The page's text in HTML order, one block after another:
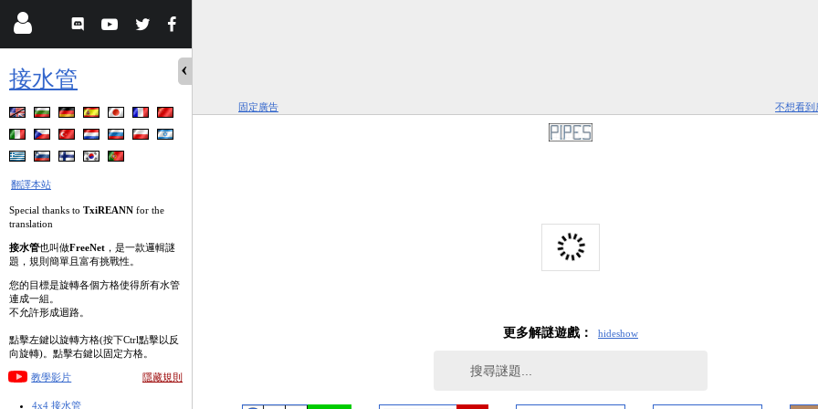
接水管
翻譯本站
Special thanks to TxiREANN for the
translation
接水管也叫做FreeNet ，是一款邏輯謎
題，規則簡單且富有挑戰性。
您的目標是旋轉各個方格使得所有水管
連成一組。
不允許形成迴路。
點擊左鍵以旋轉方格(按下Ctrl點擊以反
向旋轉)。點擊右鍵以固定方格。
教學影片 隱藏規則
4x4 接水管
固定廣告 不想看到
更多解謎遊戲： hideshow